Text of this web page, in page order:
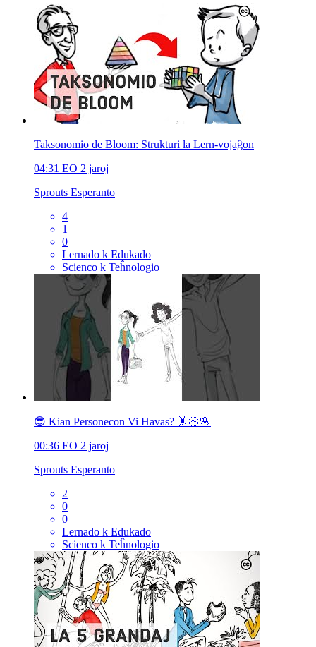
Taksonomio de Bloom: Strukturi la Lern-vojaĝon
04:31 EO 2 jaroj
Sprouts Esperanto
4
1
0
Lernado k Edukado
Scienco k Teĥnologio
😎 Kian Personecon Vi Havas? 🤸🏻🌸
00:36 EO 2 jaroj
Sprouts Esperanto
2
0
0
Lernado k Edukado
Scienco k Teĥnologio